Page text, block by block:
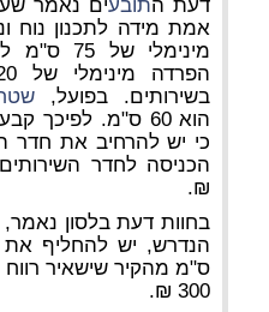
דעת התובעים נאמר
אמת מידה לתכנון נוח
מינימלי
בשירותים. בפועל,
הוא 60 ס"מ. לפיכך קבע ה
כי יש להרחיב את חדר
₪.
בחוות דעת בלסון
ס"מ מהקיר שישאיר
300 ₪.